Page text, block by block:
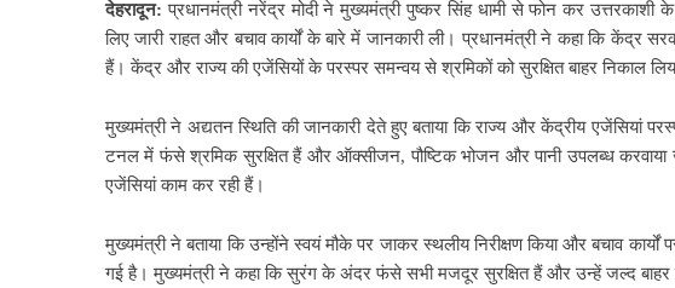
देहरादून: प्रधानमंत्री नरेंद्र मोदी ने मुख्यमंत्री पुष्कर सिंह धामी से फोन कर
लिए जारी राहत और बचाव कार्यों के बारे में जानकारी ली। प्रधानमंत्री ने कहा कि केंद्र
हैं। केंद्र और राज्य की एजेंसियों के परस्पर समन्वय से श्रमिकों को सुरक्षित बाहर निकाल
मुख्यमंत्री ने अद्यतन स्थिति की जानकारी देते हुए बताया कि राज्य और केंद्रीय एजेंसियां
टनल में फंसे श्रमिक सुरक्षित हैं और ऑक्सीजन, पौष्टिक भोजन और पानी उपलब्ध करवाया
एजेंसियां काम कर रही हैं।
मुख्यमंत्री ने बताया कि उन्होंने स्वयं मौके पर जाकर स्थलीय निरीक्षण किया और बचाव
गई है। मुख्यमंत्री ने कहा कि सुरंग के अंदर फंसे सभी मजदूर सुरक्षित हैं और उन्हें जल्द बाहर